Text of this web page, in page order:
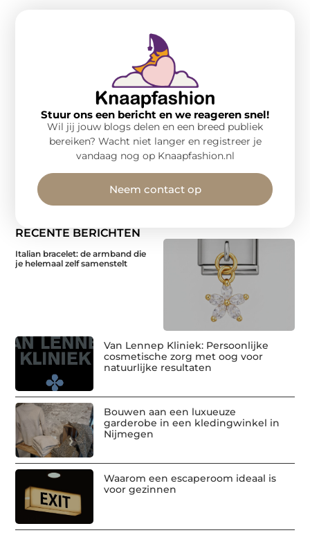
RECENTE BERICHTEN
Italian bracelet: de armband die
je helemaal zelf samenstelt
Van Lennep Kliniek: Persoonlijke
cosmetische zorg met oog voor
natuurlijke resultaten
Bouwen aan een luxueuze
garderobe in een kledingwinkel in
Nijmegen
Waarom een escaperoom ideaal is
voor gezinnen
Stuur ons een bericht en we reageren snel!
Wil jij jouw blogs delen en een breed publiek
bereiken? Wacht niet langer en registreer je
vandaag nog op Knaapfashion.nl
Neem contact op